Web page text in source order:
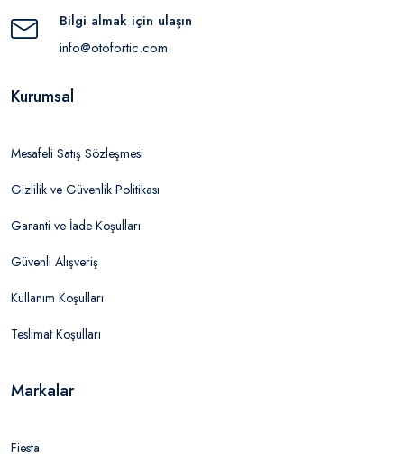
Bilgi almak için ulaşın
info@otofortic.com
Kurumsal
Mesafeli Satış Sözleşmesi
Gizlilik ve Güvenlik Politikası
Garanti ve İade Koşulları
Güvenli Alışveriş
Kullanım Koşulları
Teslimat Koşulları
Markalar
Fiesta